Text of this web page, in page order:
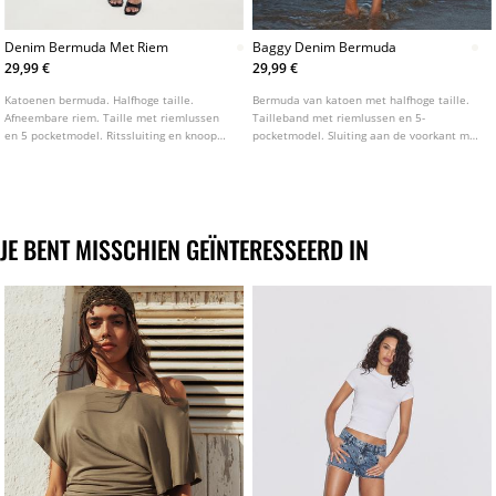
Denim Bermuda Met Riem
29,99 €
Katoenen bermuda. Halfhoge taille.
Afneembare riem. Taille met riemlussen
en 5 pocketmodel. Ritssluiting en knoop
Baggy Denim Bermuda
29,99 €
Bermuda van katoen met halfhoge taille.
Tailleband met riemlussen en 5-
pocketmodel. Sluiting aan de voorkant met
JE BENT MISSCHIEN GEÏNTERESSEERD IN